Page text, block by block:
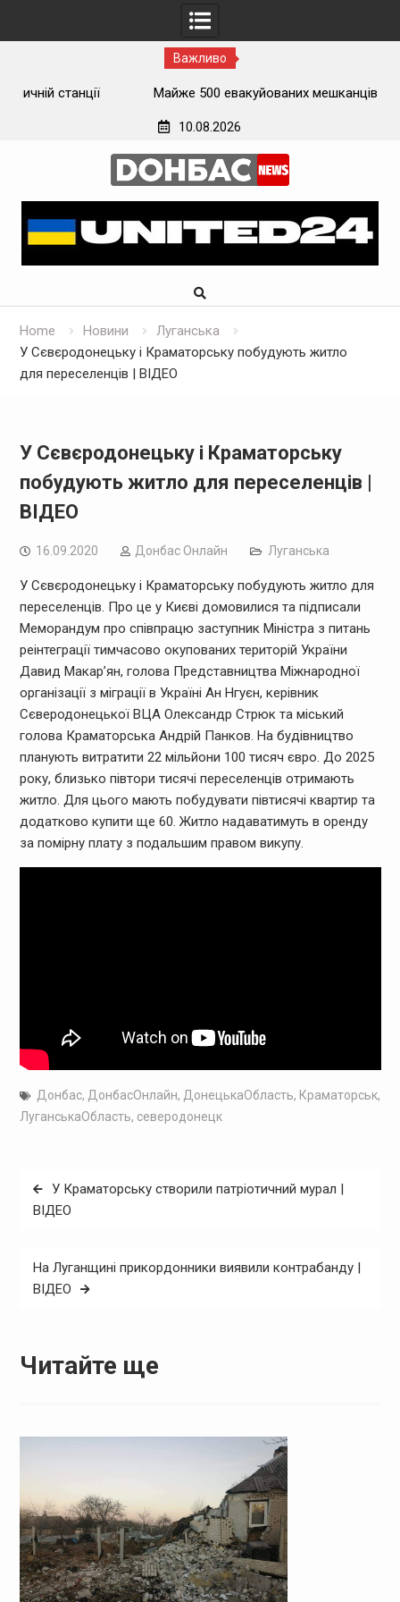
Важливо
Майже 500 евакуйованих мешканців Луганщини
10.08.2026
Home Новини
Луганська
У Сєвєродонецьку і Краматорську побудують житло
для переселенців | ВІДЕО
У Сєвєродонецьку і Краматорську
побудують житло для переселенців |
ВІДЕО
16.09.2020 Дoнбас Онлайн Луганська
У Сєвєродонецьку і Краматорську побудують житло для
переселенців. Про це у Києві домовилися та підписали
Меморандум про співпрацю заступник Міністра з питань
реінтеграції тимчасово окупованих територій України
Давид Макар’ян, голова Представництва Міжнародної
організації з міграції в Україні Ан Нгуєн, керівник
Сєверодонецької ВЦА Олександр Стрюк та міський
голова Краматорська Андрій Панков. На будівництво
планують витратити 22 мільйони 100 тисяч євро. До 2025
року, близько півтори тисячі переселенців отримають
житло. Для цього мають побудувати півтисячі квартир та
додатково купити ще 60. Житло надаватимуть в оренду
за помірну плату з подальшим правом викупу.
Донбас, ДонбасОнлайн, ДонецькаОбласть, Краматорськ,
ЛуганськаОбласть, северодонецк
Навігація
записів
У Краматорську створили патріотичний мурал |
ВІДЕО
На Луганщині прикордонники виявили контрабанду |
ВІДЕО
Читайте ще